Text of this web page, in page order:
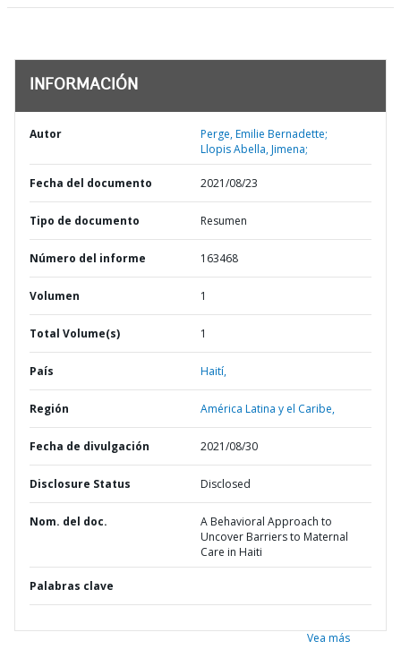
INFORMACIÓN
Autor
Perge, Emilie Bernadette;
Llopis Abella, Jimena;
Fecha del documento 2021/08/23
Tipo de documento Resumen
Número del informe 163468
Volumen 1
Total Volume(s) 1
País Haití,
Región América Latina y el Caribe,
Fecha de divulgación 2021/08/30
Disclosure Status Disclosed
Nom. del doc.
A Behavioral Approach to
Uncover Barriers to Maternal
Care in Haiti
Palabras clave
Vea más